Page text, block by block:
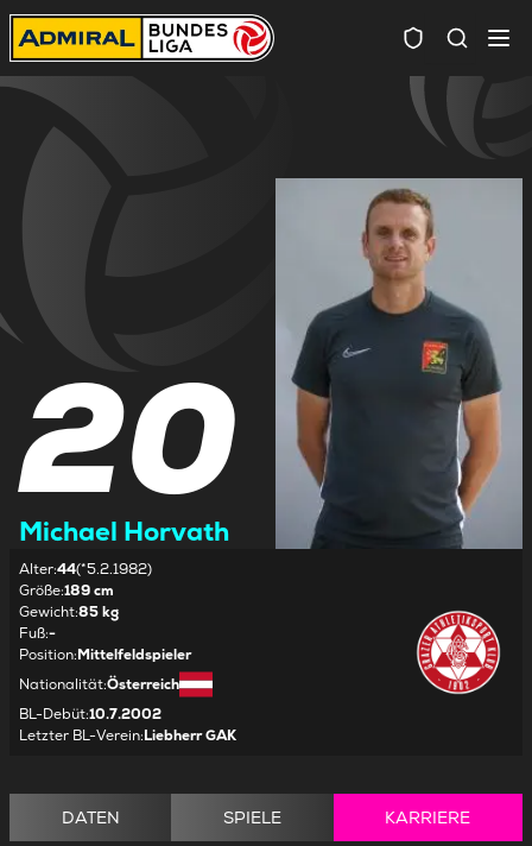
20
Michael Horvath
Alter:44(*5.2.1982)
Größe:189 cm
Gewicht:85 kg
Fuß:-
Position:Mittelfeldspieler
Nationalität:Österreich
BL-Debüt:10.7.2002
Letzter BL-Verein:Liebherr GAK
DATEN SPIELE KARRIERE